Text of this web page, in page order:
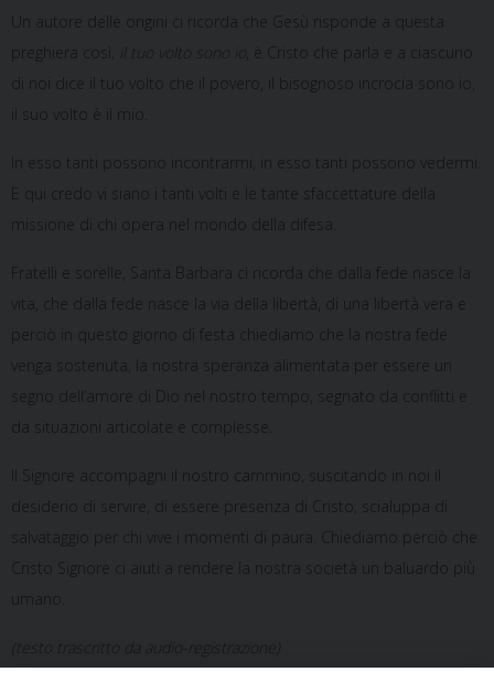
Un autore delle origini ci ricorda che Gesù risponde a questa
preghiera così,
, è Cristo che parla e a ciascuno
di noi dice il tuo volto che il povero, il bisognoso incrocia sono io,
il suo volto è il mio.
In esso tanti possono incontrarmi, in esso tanti possono vedermi.
E qui credo vi siano i tanti volti e le tante sfaccettature della
missione di chi opera nel mondo della difesa.
Fratelli e sorelle, Santa Barbara ci ricorda che dalla fede nasce la
vita, che dalla fede nasce la via della libertà, di una libertà vera e
perciò in questo giorno di festa chiediamo che la nostra fede
venga sostenuta, la nostra speranza alimentata per essere un
segno dell’amore di Dio nel nostro tempo, segnato da conflitti e
da situazioni articolate e complesse.
Il Signore accompagni il nostro cammino, suscitando in noi il
desiderio di servire, di essere presenza di Cristo, scialuppa di
salvataggio per chi vive i momenti di paura. Chiediamo perciò che
Cristo Signore ci aiuti a rendere la nostra società un baluardo più
umano.
(testo trascritto da audio-registrazione)